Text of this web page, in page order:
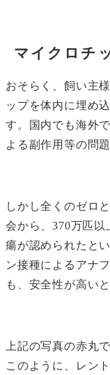
マイクロチ
おそらく、飼い主
ップを体内に埋め
す。国内でも海外
よる副作用等の問
しかし全くのゼロ
会から、370万匹
瘍が認められたと
ン接種によるアナ
も、安全性が高い
上記の写真の赤丸
このように、レン